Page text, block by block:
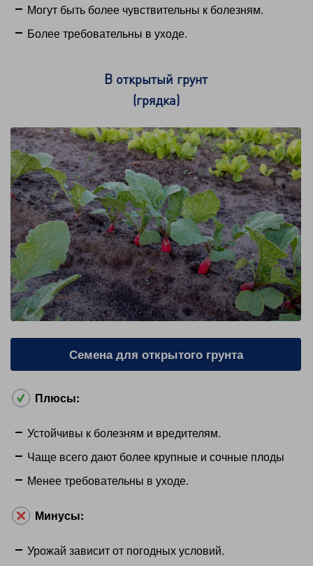
Могут быть более чувствительны к болезням.
Более требовательны в уходе.
В открытый грунт
(грядка)
Семена для открытого грунта
Плюсы:
Устойчивы к болезням и вредителям.
Чаще всего дают более крупные и сочные плоды
Менее требовательны в уходе.
Минусы:
Урожай зависит от погодных условий.